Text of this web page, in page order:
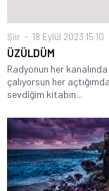
Şiir 18 Eylül 2023 15:10
ÜZÜLDÜM
Radyonun her
çalıyorsun her
sevdiğim kitabın...